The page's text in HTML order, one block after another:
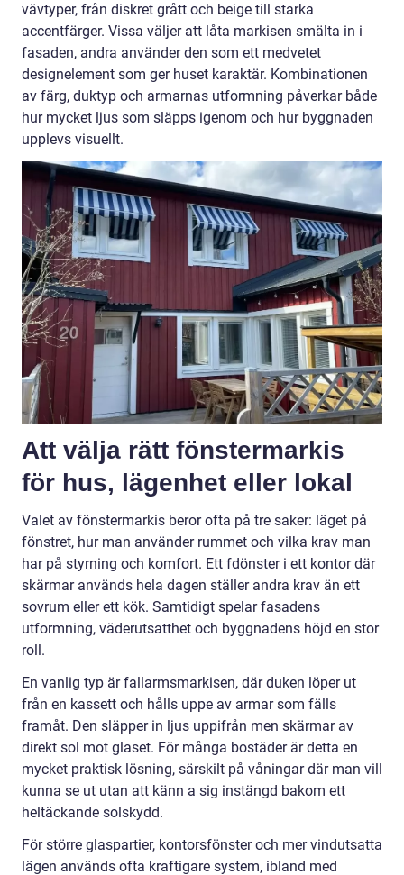
vävtyper, från diskret grått och beige till starka
accentfärger. Vissa väljer att låta markisen smälta in i
fasaden, andra använder den som ett medvetet
designelement som ger huset karaktär. Kombinationen
av färg, duktyp och armarnas utformning påverkar både
hur mycket ljus som släpps igenom och hur byggnaden
upplevs visuellt.
Att välja rätt fönstermarkis
för hus, lägenhet eller lokal
Valet av fönstermarkis beror ofta på tre saker: läget på
fönstret, hur man använder rummet och vilka krav man
har på styrning och komfort. Ett fdönster i ett kontor där
skärmar används hela dagen ställer andra krav än ett
sovrum eller ett kök. Samtidigt spelar fasadens
utformning, väderutsatthet och byggnadens höjd en stor
roll.
En vanlig typ är fallarmsmarkisen, där duken löper ut
från en kassett och hålls uppe av armar som fälls
framåt. Den släpper in ljus uppifrån men skärmar av
direkt sol mot glaset. För många bostäder är detta en
mycket praktisk lösning, särskilt på våningar där man vill
kunna se ut utan att känn a sig instängd bakom ett
heltäckande solskydd.
För större glaspartier, kontorsfönster och mer vindutsatta
lägen används ofta kraftigare system, ibland med